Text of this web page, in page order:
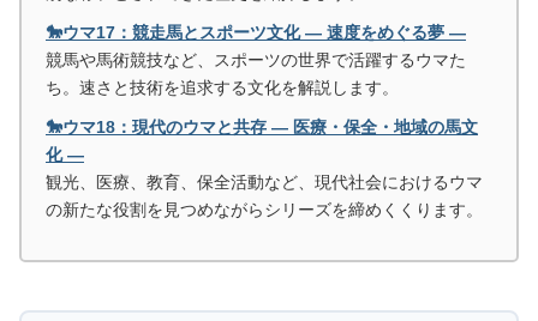
🐎ウマ17：競走馬とスポーツ文化 ― 速度をめぐる夢 ―
競馬や馬術競技など、スポーツの世界で活躍するウマた
ち。速さと技術を追求する文化を解説します。
🐎ウマ18：現代のウマと共存 ― 医療・保全・地域の馬文
化 ―
観光、医療、教育、保全活動など、現代社会におけるウマ
の新たな役割を見つめながらシリーズを締めくくります。